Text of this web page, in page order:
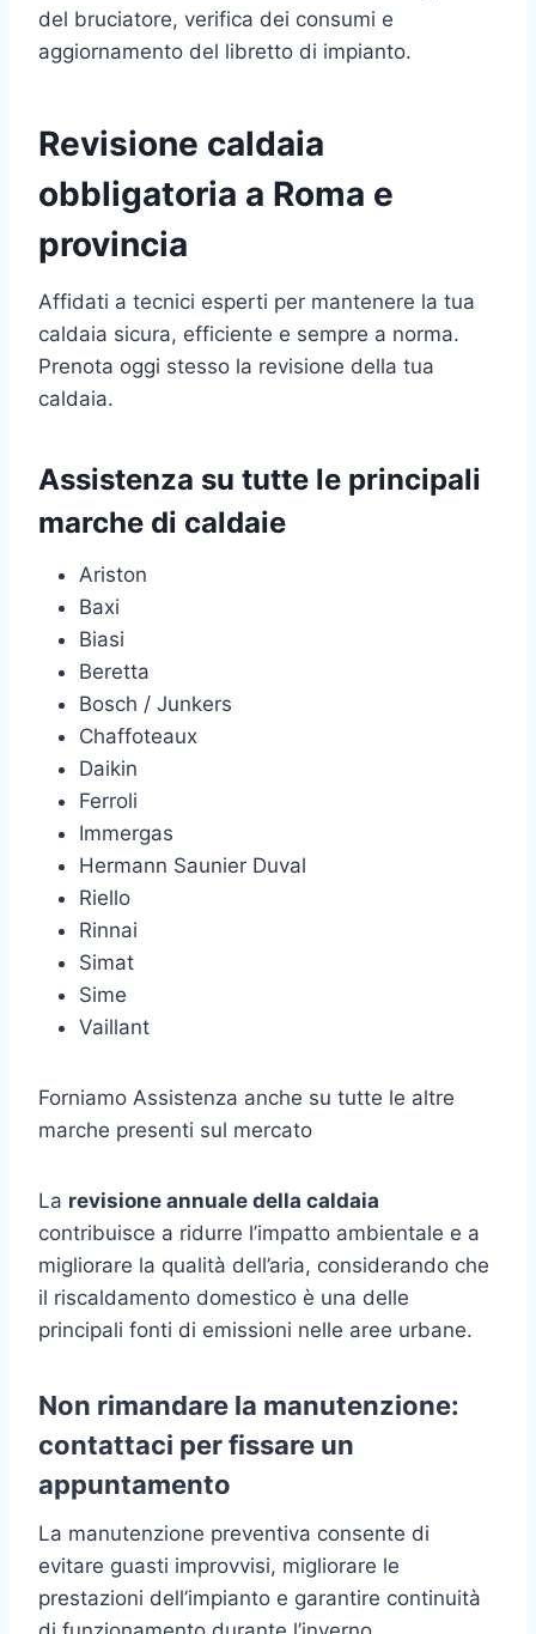
del bruciatore, verifica dei consumi e
aggiornamento del libretto di impianto.
Revisione caldaia
obbligatoria a Roma e
provincia
Affidati a tecnici esperti per mantenere la tua
caldaia sicura, efficiente e sempre a norma.
Prenota oggi stesso la revisione della tua
caldaia.
Assistenza su tutte le principali
marche di caldaie
Ariston
Baxi
Biasi
Beretta
Bosch / Junkers
Chaffoteaux
Daikin
Ferroli
Immergas
Hermann Saunier Duval
Riello
Rinnai
Simat
Sime
Vaillant
Forniamo Assistenza anche su tutte le altre
marche presenti sul mercato
La revisione annuale della caldaia
contribuisce a ridurre l’impatto ambientale e a
migliorare la qualità dell’aria, considerando che
il riscaldamento domestico è una delle
principali fonti di emissioni nelle aree urbane.
Non rimandare la manutenzione:
contattaci per fissare un
appuntamento
La manutenzione preventiva consente di
evitare guasti improvvisi, migliorare le
prestazioni dell’impianto e garantire continuità